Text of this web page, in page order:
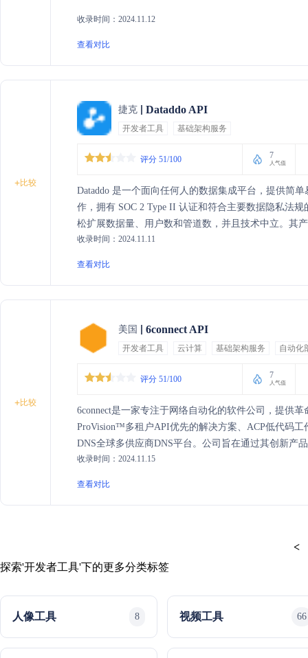
收录时间：2024.11.12
查看对比
+比较
捷克 Dataddo API
开发者工具 基础架构服务
评分 51/100 7
人气值
Dataddo 是一个面向任何人的数据集成平台，提供简
作，拥有 SOC 2 Type II 认证和符合主要数据隐私法
松扩展数据量、用户数和管道数，并且技术中立。其
Headless Data Integration™，覆盖了从应用到仪表板
收录时间：2024.11.11
查看对比
+比较
美国 6connect API
开发者工具 云计算 基础架构服务 自动化
评分 51/100 7
人气值
6connect是一家专注于网络自动化的软件公司，提供
ProVision™多租户API优先的解决方案、ACP低代码工
DNS全球多供应商DNS平台。公司旨在通过其创新产
的演进。
收录时间：2024.11.15
查看对比
<
探索'开发者工具'下的更多分类标签
人像工具 8 视频工具 66